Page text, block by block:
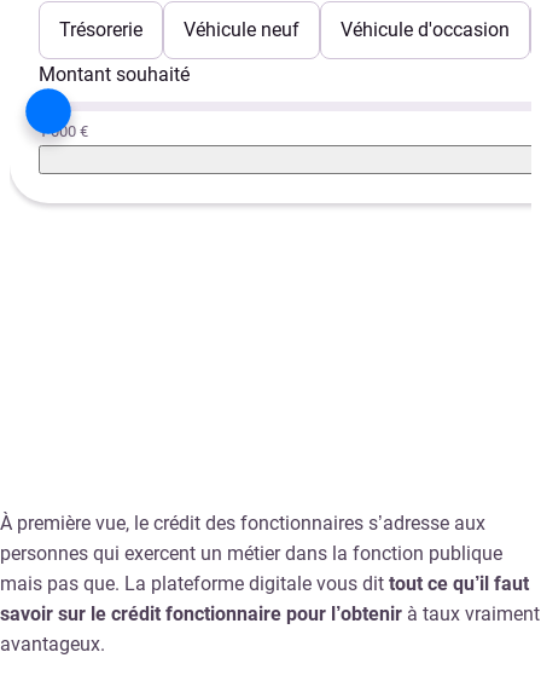
Trésorerie
Véhicule neuf
Véhicule d'occasion
Montant souhaité
1 000 €
À première vue, le crédit des fonctionnaires s’adresse aux
personnes qui exercent un métier dans la fonction publique
mais pas que. La plateforme digitale vous dit tout ce qu’il faut
savoir sur le crédit fonctionnaire pour l’obtenir à taux vraiment
avantageux.